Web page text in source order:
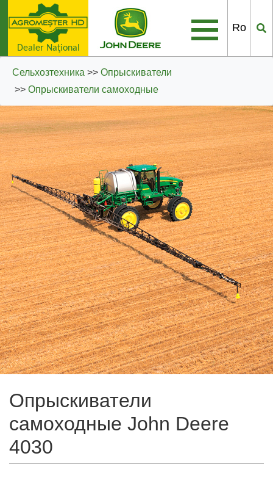
Dealer Naţional
Ro
Сельхозтехника >> Опрыскиватели
>> Опрыскиватели самоходные
Опрыскиватели
самоходные John Deere
4030